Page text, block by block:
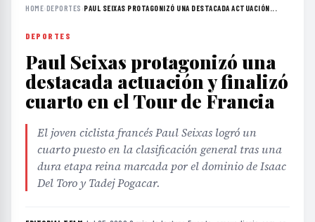
HOME›DEPORTES ›PAUL SEIXAS PROTAGONIZÓ UNA DESTACADA ACTUACIÓN...
DEPORTES
Paul Seixas protagonizó una
destacada actuación y finalizó
cuarto en el Tour de Francia
El joven ciclista francés Paul Seixas logró un
cuarto puesto en la clasificación general tras una
dura etapa reina marcada por el dominio de Isaac
Del Toro y Tadej Pogacar.